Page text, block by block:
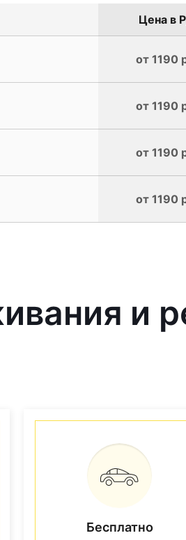
Цена в
от 1190
от 1190
от 1190
от 1190
и
Бесплатно